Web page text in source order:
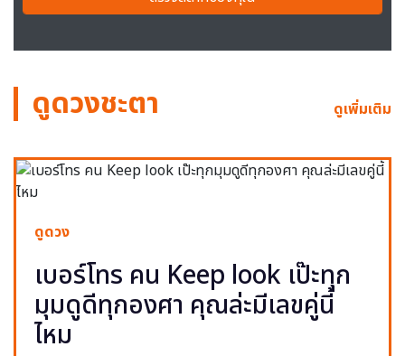
ดูดวงชะตา ดูเพิ่มเติม
ดูดวง
เบอร์โทร คน Keep look เป๊ะทุก
มุมดูดีทุกองศา คุณล่ะมีเลขคู่นี้
ไหม